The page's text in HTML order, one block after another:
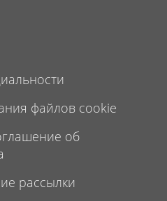
файлов cookie
об
рассылки